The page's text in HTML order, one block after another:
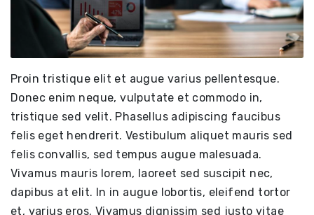
Proin tristique elit et augue varius pellentesque.
Donec enim neque, vulputate et commodo in,
tristique sed velit. Phasellus adipiscing faucibus
felis eget hendrerit. Vestibulum aliquet mauris sed
felis convallis, sed tempus augue malesuada.
Vivamus mauris lorem, laoreet sed suscipit nec,
dapibus at elit. In in augue lobortis, eleifend tortor
et, varius eros. Vivamus dignissim sed justo vitae